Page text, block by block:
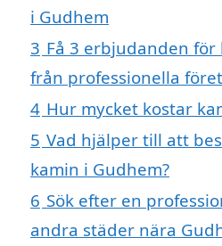
i Gudhem
3 Få 3 erbjudanden för
från professionella
4 Hur mycket kostar
5 Vad hjälper till att
kamin i Gudhem?
6 Sök efter en
andra städer nära